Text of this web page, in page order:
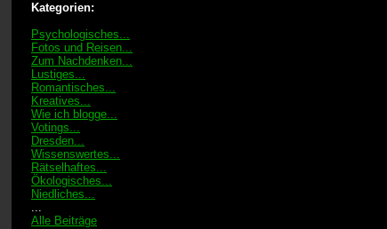
Kategorien:
Psychologisches...
Fotos und Reisen...
Zum Nachdenken...
Lustiges...
Romantisches...
Kreatives...
Wie ich blogge...
Votings...
Dresden...
Wissenswertes...
Rätselhaftes...
Ökologisches...
Niedliches...
...
Alle Beiträge